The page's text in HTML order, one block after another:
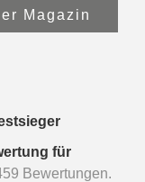
Magazin
für
Bewertungen.